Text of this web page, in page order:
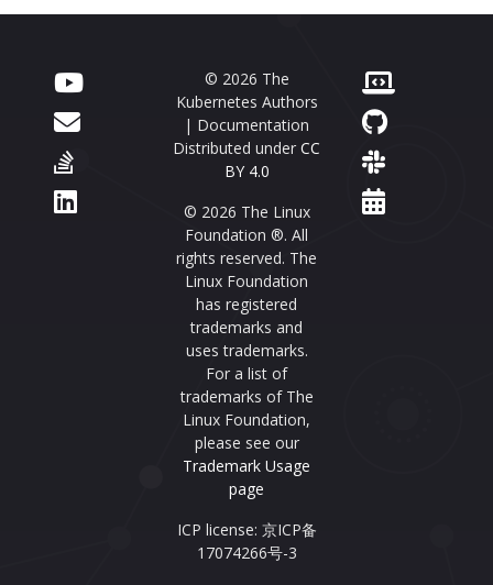
© 2026 The
Kubernetes Authors
| Documentation
Distributed under CC
BY 4.0
© 2026 The Linux
Foundation ®. All
rights reserved. The
Linux Foundation
has registered
trademarks and
uses trademarks.
For a list of
trademarks of The
Linux Foundation,
please see our
Trademark Usage
page
ICP license: 京ICP备
17074266号-3